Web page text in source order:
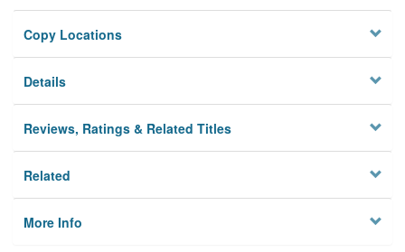
Privacy
Copy Locations
Details
Reviews, Ratings & Related Titles
Related
More Info